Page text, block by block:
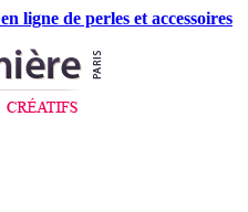
ligne de perles et accessoires